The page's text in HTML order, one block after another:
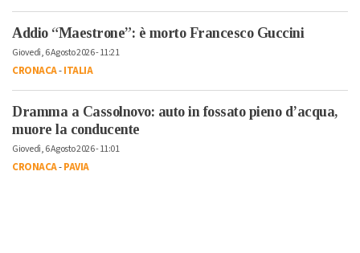
Addio “Maestrone”: è morto Francesco Guccini
Giovedì, 6 Agosto 2026 - 11:21
CRONACA-ITALIA
Dramma a Cassolnovo: auto in fossato pieno d’acqua,
muore la conducente
Giovedì, 6 Agosto 2026 - 11:01
CRONACA-PAVIA